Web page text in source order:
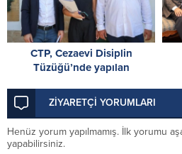
CTP, Cezaevi Disiplin
Tüzüğü’nde yapılan
Mahkemesi’ne taşıdı
ZİYARETÇİ YORUMLARI
Henüz yorum yapılmamış. İlk yorumu
yapabilirsiniz.